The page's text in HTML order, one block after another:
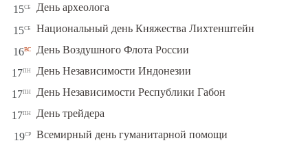
15сб День археолога
15сб Национальный день Княжества Лихтенштейн
16вс День Воздушного Флота России
17пн День Независимости Индонезии
17пн День Независимости Республики Габон
17пн День трейдера
19ср Всемирный день гуманитарной помощи